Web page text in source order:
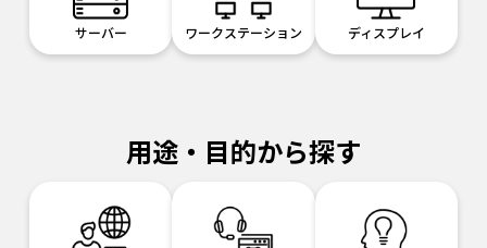
サーバー ワークステーション ディスプレイ
用途・目的から探す